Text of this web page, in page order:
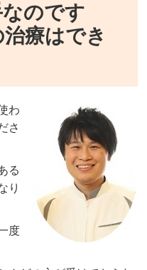
のです
療はでき
わ
さ
る
り
度